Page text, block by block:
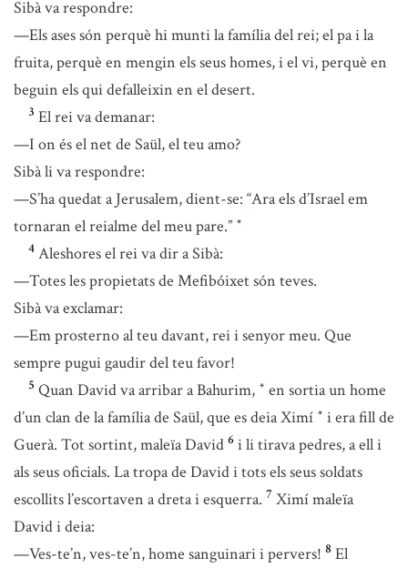
Sibà va respondre:
—Els ases són perquè hi munti la família del rei; el pa i la
fruita, perquè en mengin els seus homes, i el vi, perquè en
beguin els qui defalleixin en el desert.
3 El rei va demanar:
—I on és el net de Saül, el teu amo?
Sibà li va respondre:
—S’ha quedat a Jerusalem, dient-se: “Ara els d’Israel em
tornaran el reialme del meu pare.” *
4 Aleshores el rei va dir a Sibà:
—Totes les propietats de Mefibóixet són teves.
Sibà va exclamar:
—Em prosterno al teu davant, rei i senyor meu. Que
sempre pugui gaudir del teu favor!
5 Quan David va arribar a Bahurim, * en sortia un home
d’un clan de la família de Saül, que es deia Ximí * i era fill de
Guerà. Tot sortint, maleïa David 6 i li tirava pedres, a ell i
als seus oficials. La tropa de David i tots els seus soldats
escollits l’escortaven a dreta i esquerra. 7 Ximí maleïa
David i deia:
—Ves-te’n, ves-te’n, home sanguinari i pervers! 8 El